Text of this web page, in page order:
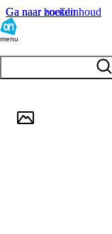
Ga naar hoofdinhoud
Ga naar zoeken
menu